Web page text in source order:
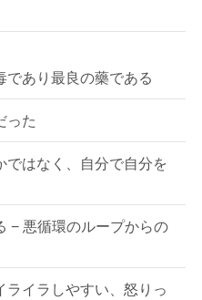
であり最良の藥である
った
ではなく、自分で自分を
− 悪循環のループからの
イラしやすい、怒りっ